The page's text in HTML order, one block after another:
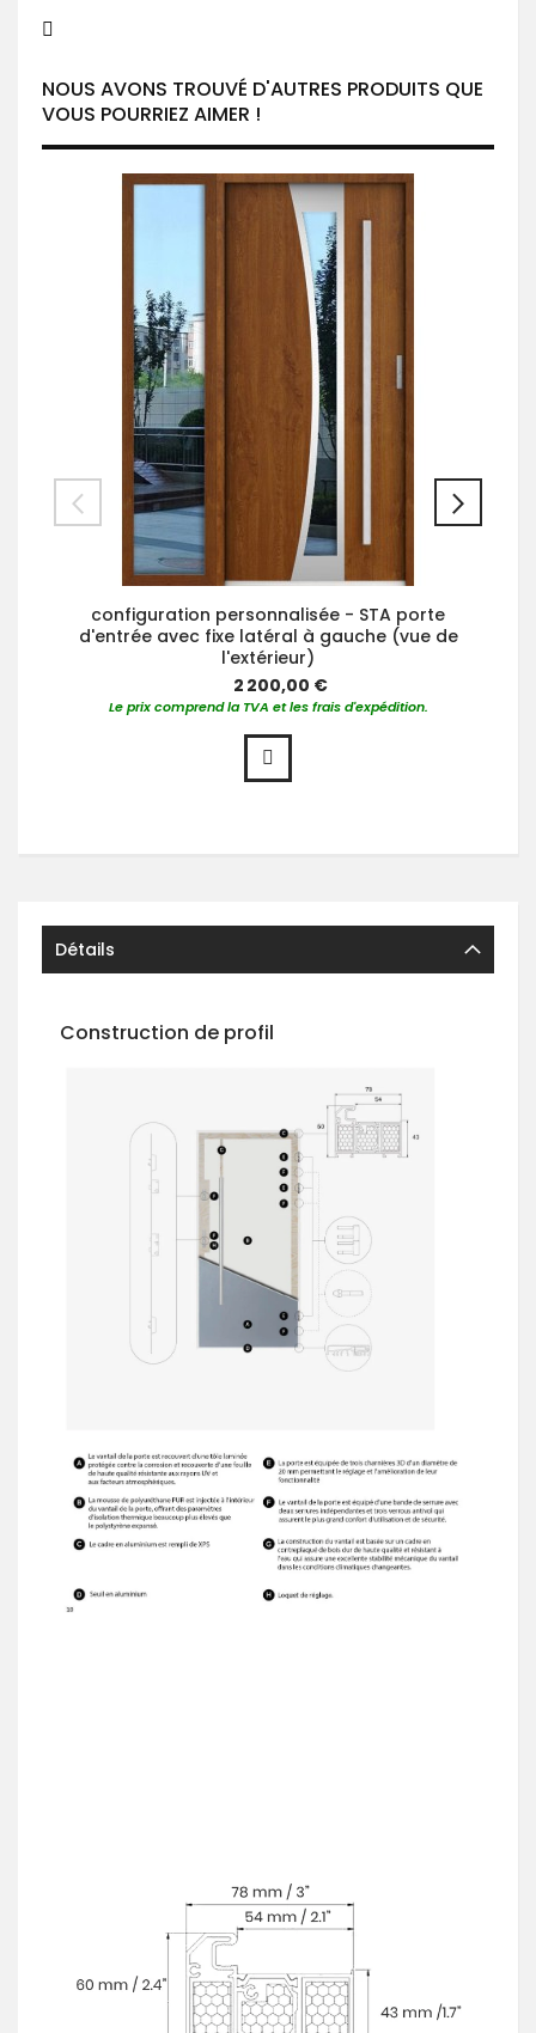
NOUS AVONS TROUVÉ D'AUTRES PRODUITS QUE
VOUS POURRIEZ AIMER !
configuration personnalisée - STA porte
d'entrée avec fixe latéral à gauche (vue de
l'extérieur)
2 200,00 €
Le prix comprend la TVA et les frais d'expédition.
Détails